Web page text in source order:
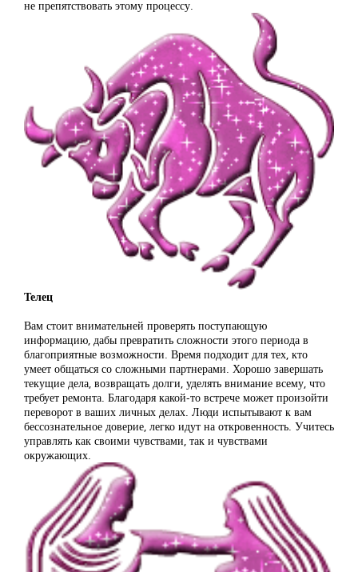
не препятствовать этому процессу.
Телец
Вам стоит внимательней проверять поступающую
информацию, дабы превратить сложности этого периода в
благоприятные возможности. Время подходит для тех, кто
умеет общаться со сложными партнерами. Хорошо завершать
текущие дела, возвращать долги, уделять внимание всему, что
требует ремонта. Благодаря какой-то встрече может произойти
переворот в ваших личных делах. Люди испытывают к вам
бессознательное доверие, легко идут на откровенность. Учитесь
управлять как своими чувствами, так и чувствами
окружающих.